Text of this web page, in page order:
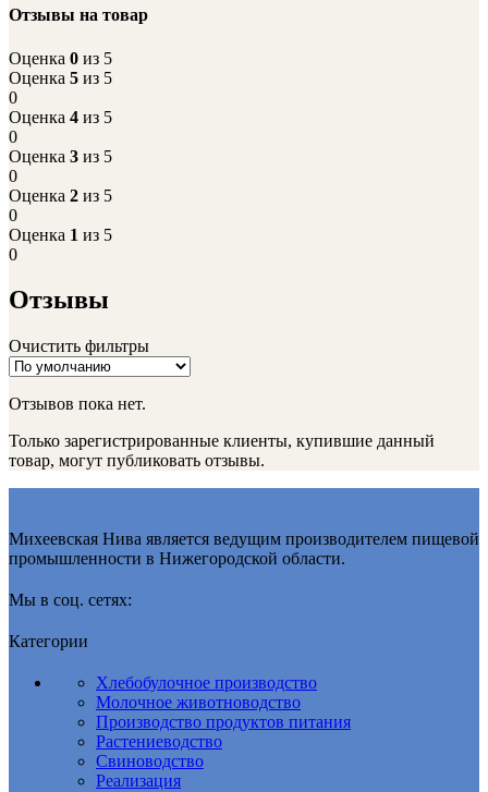
Отзывы на товар
Оценка 0 из 5
Оценка 5 из 5
0
Оценка 4 из 5
0
Оценка 3 из 5
0
Оценка 2 из 5
0
Оценка 1 из 5
0
Отзывы
Очистить фильтры
Отзывов пока нет.
Только зарегистрированные клиенты, купившие данный
товар, могут публиковать отзывы.
Михеевская Нива является ведущим производителем пищевой
промышленности в Нижегородской области.
Мы в соц. сетях:
Категории
Хлебобулочное производство
Молочное животноводство
Производство продуктов питания
Растениеводство
Свиноводство
Реализация